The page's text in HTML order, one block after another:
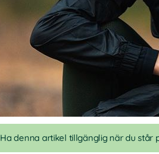
Ha denna artikel tillgänglig när du står